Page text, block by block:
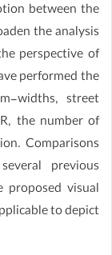
between the
the analysis
perspective of
performed the
widths, street
the number of
Comparisons
previous
proposed visual
to depict